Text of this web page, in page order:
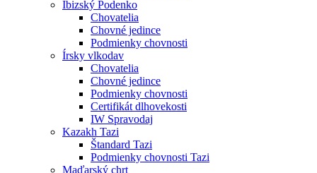
Ibizský Podenko
Chovatelia
Chovné jedince
Podmienky chovnosti
Írsky vlkodav
Chovatelia
Chovné jedince
Podmienky chovnosti
Certifikát dlhovekosti
IW Spravodaj
Kazakh Tazi
Štandard Tazi
Podmienky chovnosti Tazi
Maďarský chrt